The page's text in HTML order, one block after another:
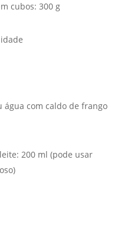
cubos: 300 g
água com caldo de frango
200 ml (pode usar